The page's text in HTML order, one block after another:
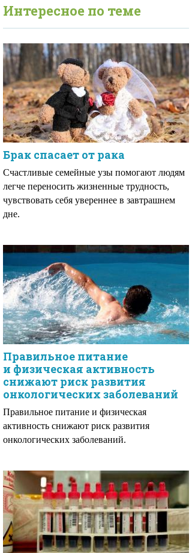
Интересное по теме
Брак спасает от рака
Счастливые семейные узы помогают людям
легче переносить жизненные трудность,
чувствовать себя увереннее в завтрашнем
дне.
Правильное питание
и физическая активность
снижают риск развития
онкологических заболеваний
Правильное питание и физическая
активность снижают риск развития
онкологических заболеваний.